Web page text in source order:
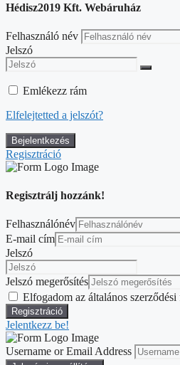
Hédisz2019 Kft. Webáruház
Felhasználó név
Jelszó
Emlékezz rám
Elfelejtetted a jelszót?
Regisztráció
Regisztrálj hozzánk!
Felhasználónév
E-mail cím
Jelszó
Jelszó megerősítés
Elfogadom az általános szerződési
Jelentkezz be!
Username or Email Address